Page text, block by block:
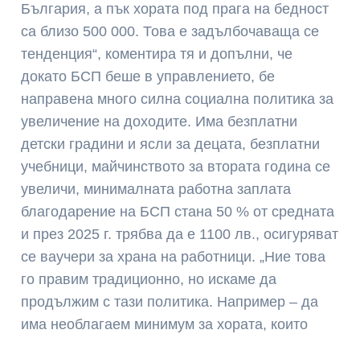
България, а пък хората под прага на бедност
са близо 500 000. Това е задълбочаваща се
тенденция“, коментира тя и допълни, че
докато БСП беше в управлението, бе
направена много силна социална политика за
увеличение на доходите. Има безплатни
детски градини и ясли за децата, безплатни
учебници, майчинството за втората година се
увеличи, минималната работна заплата
благодарение на БСП стана 50 % от средната
и през 2025 г. трябва да е 1100 лв., осигуряват
се ваучери за храна на работници. „Ние това
го правим традиционно, но искаме да
продължим с тази политика. Например – да
има необлагаем минимум за хората, които